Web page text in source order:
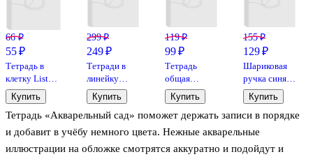
Тетрадь «Акварельный сад» поможет держать записи в порядке
и добавит в учёбу немного цвета. Нежные акварельные
иллюстрации на обложке смотрятся аккуратно и подойдут и
66 ₽
55 ₽
Тетрадь в
клетку Listoff
«Классическая
серия» в
ассортименте,
18 листов
Купить
299 ₽
249 ₽
Тетради в
линейку
Hatber
«Зеленая» 10
штук, 18
листов
Купить
119 ₽
99 ₽
Тетрадь
общая
«Marble», 48
листов в
клетку, А5, в
ассортименте
Купить
155 ₽
129 ₽
Шариковая
ручка синяя
0,5 мм, MC
Gold,
MunHwa
Купить